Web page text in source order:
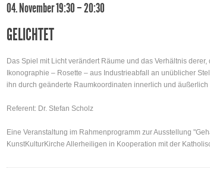
04. November 19:30 – 20:30
GELICHTET
Das Spiel mit Licht verändert Räume und das Verhältnis
Ikonographie – Rosette – aus Industrieabfall an unüblicher
ihn durch geänderte Raumkoordinaten innerlich und äußerlich
Referent: Dr. Stefan Scholz
Eine Veranstaltung im Rahmenprogramm zur Ausstellung
KunstKulturKirche Allerheiligen in Kooperation mit der